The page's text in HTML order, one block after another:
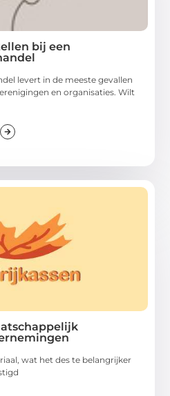
bij een
levert in de meeste gevallen
en organisaties. Wilt
wat het des te belangrijker